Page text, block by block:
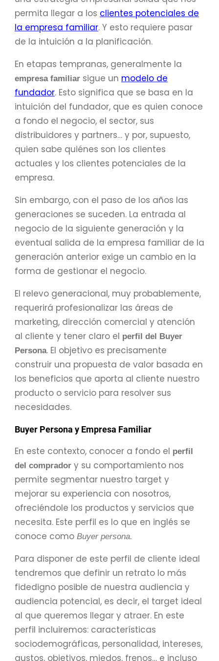
permita llegar a los clientes potenciales de
la empresa familiar. Y esto requiere pasar
de la intuición a la planificación.
En etapas tempranas, generalmente la
empresa familiar sigue un modelo de
fundador. Esto significa que se basa en la
intuición del fundador, que es quien conoce
a fondo el negocio, el sector, sus
distribuidores y partners… y por, supuesto,
quien sabe quiénes son los clientes
actuales y los clientes potenciales de la
empresa.
Sin embargo, con el paso de los años las
generaciones se suceden. La entrada al
negocio de la siguiente generación y la
eventual salida de la empresa familiar de la
generación anterior exige un cambio en la
forma de gestionar el negocio.
El relevo generacional, muy probablemente,
requerirá profesionalizar las áreas de
marketing, dirección comercial y atención
al cliente y tener claro el perfil del Buyer
Persona. El objetivo es precisamente
construir una propuesta de valor basada en
los beneficios que aporta al cliente nuestro
producto o servicio para resolver sus
necesidades.
Buyer Persona y Empresa Familiar
En este contexto, conocer a fondo el perfil
del comprador y su comportamiento nos
permite segmentar nuestro target y
mejorar su experiencia con nosotros,
ofreciéndole los productos y servicios que
necesita. Este perfil es lo que en inglés se
conoce como Buyer persona.
Para disponer de este perfil de cliente ideal
tendremos que definir un retrato lo más
fidedigno posible de nuestra audiencia y
audiencia potencial, es decir, el target ideal
al que queremos llegar y atraer. En este
perfil incluiremos: características
sociodemográficas, personalidad, intereses,
gustos, objetivos, miedos, frenos… e incluso